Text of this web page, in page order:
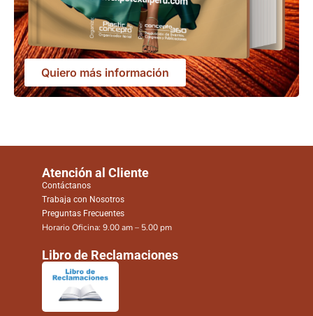
Quiero más información
Atención al Cliente
Contáctanos
Trabaja con Nosotros
Preguntas Frecuentes
Horario Oficina: 9.00 am – 5.00 pm
Libro de Reclamaciones